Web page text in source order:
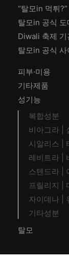
“탈모in 먹튀
탈모in 공식
Diwali 축제
탈모in 공식
피부·미용
기타제품
성기능
복합성분
비아그라 |
시알리스 |
레비트라 |
스텐드라 |
프릴리지 |
자이데나 |
기타성분
탈모